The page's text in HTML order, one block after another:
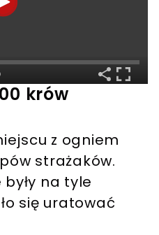
krów
z ogniem
strażaków.
na tyle
się uratować